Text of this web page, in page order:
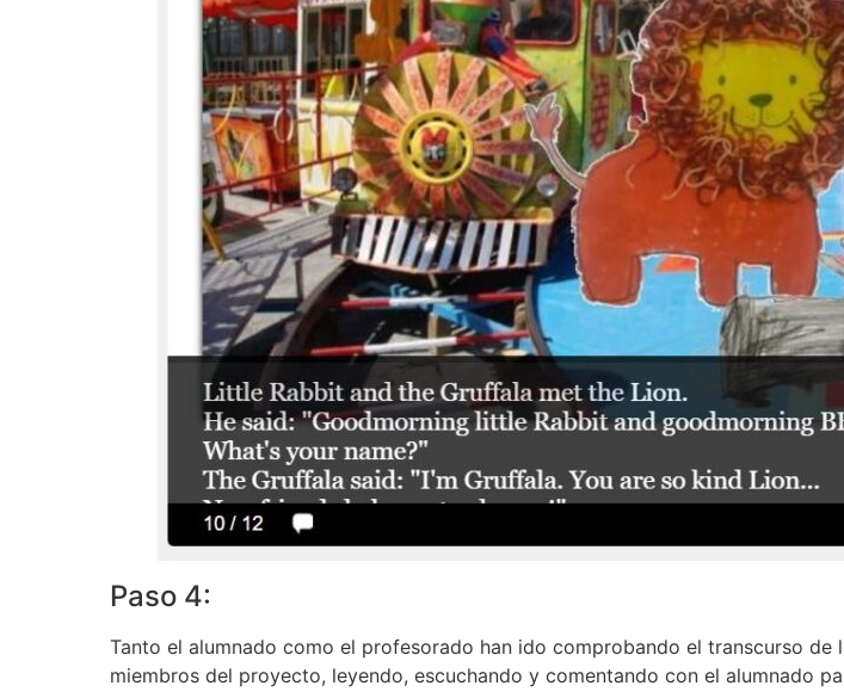
Paso 4:
Tanto el alumnado como el profesorado han ido comprobando el transcurso
miembros del proyecto, leyendo, escuchando y comentando con el alumnado